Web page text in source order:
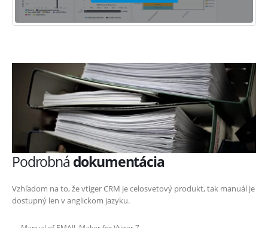
Podrobná dokumentácia
Vzhľadom na to, že vtiger CRM je celosvetový produkt, tak manuál je
dostupný len v anglickom jazyku.